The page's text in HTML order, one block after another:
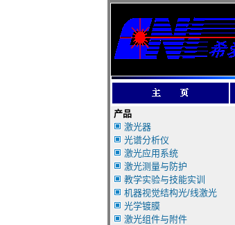
产品
激光器
光谱分析仪
激光应用系统
激光测量与防护
教学实验与技能实训
机器视觉结构光/线激光
光学镀膜
激光组件与附件